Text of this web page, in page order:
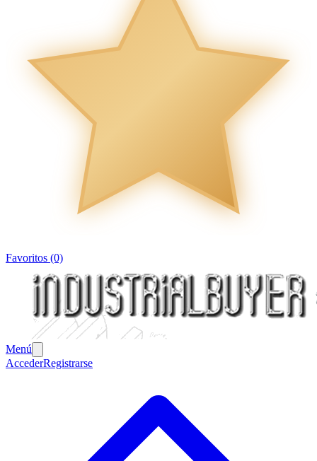
Favoritos (0)
Menú
AccederRegistrarse